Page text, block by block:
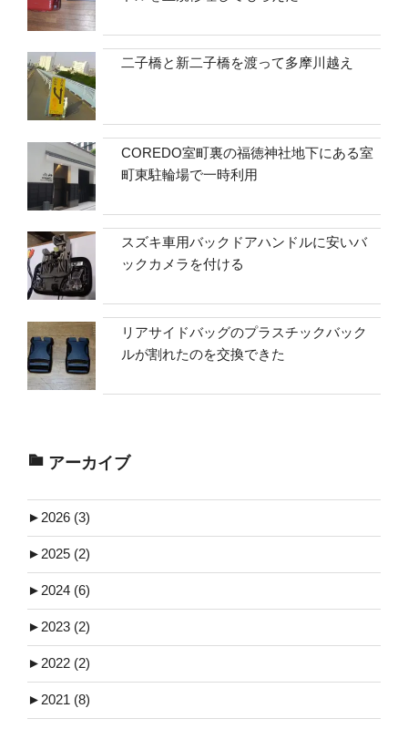
二子橋と新二子橋を渡って多摩川越え
COREDO室町裏の福徳神社地下にある室
町東駐輪場で一時利用
スズキ車用バックドアハンドルに安いバ
ックカメラを付ける
リアサイドバッグのプラスチックバック
ルが割れたのを交換できた
アーカイブ
► 2026 (3)
► 2025 (2)
► 2024 (6)
► 2023 (2)
► 2022 (2)
► 2021 (8)